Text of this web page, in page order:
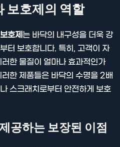
보호제의 역할
호제 는 바닥의 내구성을 더욱 강
터 보호합니다. 특히, 고객이 자
한 물질이 얼마나 효과적인가
한 제품들은 바닥의 수명을 2배
스크래치로부터 안전하게 보호
공하는 보장된 이점